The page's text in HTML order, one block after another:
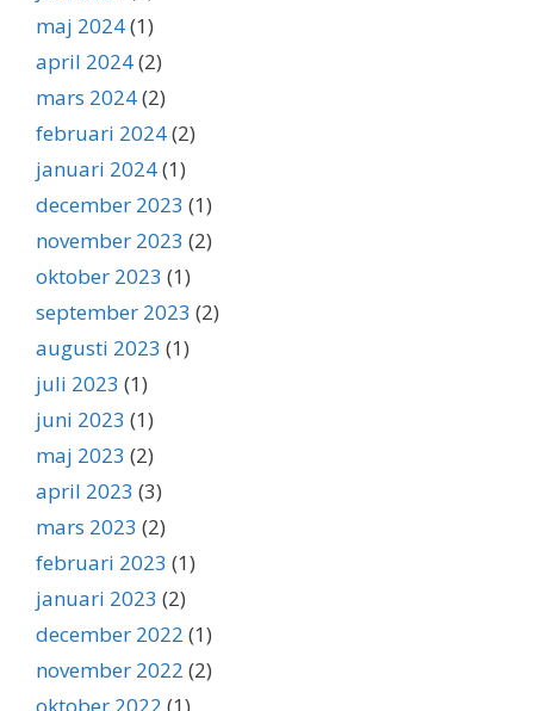
maj 2024(1)
april 2024(2)
mars 2024(2)
februari 2024(2)
januari 2024(1)
december 2023 (1)
november 2023 (2)
oktober 2023 (1)
september 2023 (2)
augusti 2023 (1)
juli 2023 (1)
juni 2023 (1)
maj 2023 (2)
april 2023 (3)
mars 2023 (2)
februari 2023 (1)
januari 2023 (2)
december 2022 (1)
november 2022 (2)